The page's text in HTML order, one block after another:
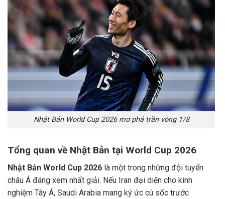
Nhật Bản World Cup 2026 mơ phá trần vòng 1/8
Tổng quan về Nhật Bản tại World Cup 2026
Nhật Bản World Cup 2026 là một trong những đội tuyển
châu Á đáng xem nhất giải. Nếu Iran đại diện cho kinh
nghiệm Tây Á, Saudi Arabia mang ký ức cú sốc trước